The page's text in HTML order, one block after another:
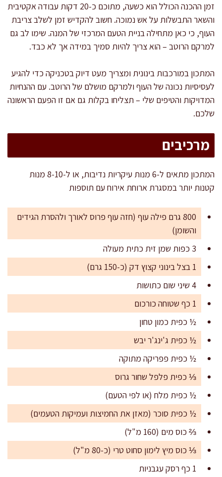
זמן ההכנה הכולל הוא כשעה, מתוכם כ-20 דקות עבודה אקטיבית
והשאר התבשלות על אש נמוכה. חשוב להקדיש זמן לשלב צריבת
העוף, כי כאן מתחילה בניית הטעם המרכזי של המנה. שימו לב גם
למרקם הרוטב – הוא צריך להיות סמיך במידה אך לא כבד.
המתכון במורכבות בינונית ומצריך מעט דיוק בטכניקה כדי להגיע
לעסיסיות נכונה של העוף ולמרקם מושלם של הרוטב. עם ההנחיות
המדויקות והטיפים שלי – תצליחו בקלות גם אם זו הפעם הראשונה
שלכם.
מרכיבים
המתכון מתאים ל-6 מנות עיקריות נדיבות, או ל-8-10 מנות
קטנות יותר במסגרת ארוחת אירוח עם תוספות
800 גרם פילה עוף (חזה עוף פרוס לאורך ולהסרת הגידים
והשומן)
3 כפות שמן זית כתית מעולה
1 בצל בינוני קצוץ דק (כ-150 גרם)
4 שיני שום כתושות
1 כף שטוחה כורכום
½ כפית כמון טחון
½ כפית ג'ינג'ר יבש
½ כפית פפריקה מתוקה
⅓ כפית פלפל שחור גרוס
½ כפית מלח (או לפי הטעם)
½ כפית סוכר (מאזן את החמיצות ועמיקות הטעמים)
⅔ כוס מים (160 מ"ל)
⅓ כוס מיץ לימון סחוט טרי (כ-80 מ"ל)
1 כף רסק עגבניות